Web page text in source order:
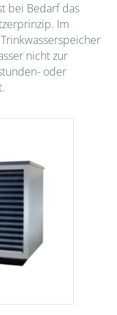
bei Bedarf das
Im
nicht zur
oder